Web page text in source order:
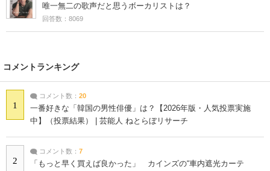
唯一無二の歌声だと思うボーカリストは？
回答数：8069
コメントランキング
1
コメント数： 20
一番好きな「韓国の男性俳優」は？【2026年版・人気投票実施
中】（投票結果） | 芸能人 ねとらぼリサーチ
2
コメント数： 7
「もっと早く買えば良かった」 カインズの“車内遮光カーテ